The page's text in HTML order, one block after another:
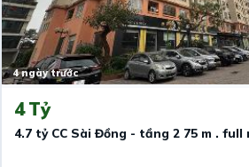
4 ngày trước
4 Tỷ
4.7 tỷ CC Sài Đồng - tầng 2 75 m .